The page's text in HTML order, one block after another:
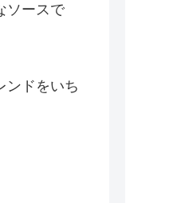
ソースで
ンドをいち